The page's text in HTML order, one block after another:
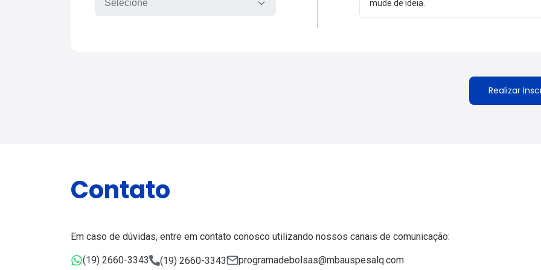
mude de ideia.
Realizar
Contato
Em caso de dúvidas, entre em contato conosco utilizando nossos canais de comunicação:
(19) 2660-3343 (19) 2660-3343 programadebolsas@mbauspesalq.com